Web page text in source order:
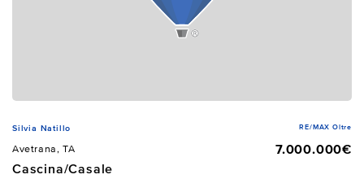
Silvia Natillo RE/MAX Oltre
Avetrana, TA
7.000.000€
Cascina/Casale